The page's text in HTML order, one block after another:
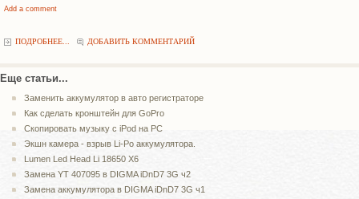
Add a comment
ПОДРОБНЕЕ... ДОБАВИТЬ КОММЕНТАРИЙ
Еще статьи...
Заменить аккумулятор в авто регистраторе
Как сделать кронштейн для GoPro
Скопировать музыку с iPod на PC
Экшн камера - взрыв Li-Po аккумулятора.
Lumen Led Head Li 18650 X6
Замена YT 407095 в DIGMA iDnD7 3G ч2
Замена аккумулятора в DIGMA iDnD7 3G ч1